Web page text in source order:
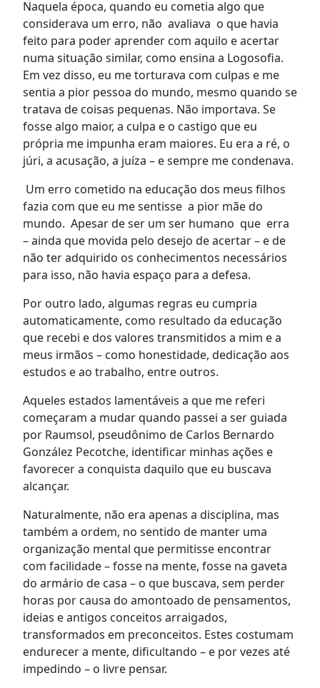
Naquela época, quando eu cometia algo que
considerava um erro, não avaliava o que havia
feito para poder aprender com aquilo e acertar
numa situação similar, como ensina a Logosofia.
Em vez disso, eu me torturava com culpas e me
sentia a pior pessoa do mundo, mesmo quando se
tratava de coisas pequenas. Não importava. Se
fosse algo maior, a culpa e o castigo que eu
própria me impunha eram maiores. Eu era a ré, o
júri, a acusação, a juíza – e sempre me condenava.
Um erro cometido na educação dos meus filhos
fazia com que eu me sentisse a pior mãe do
mundo. Apesar de ser um ser humano que erra
– ainda que movida pelo desejo de acertar – e de
não ter adquirido os conhecimentos necessários
para isso, não havia espaço para a defesa.
Por outro lado, algumas regras eu cumpria
automaticamente, como resultado da educação
que recebi e dos valores transmitidos a mim e a
meus irmãos – como honestidade, dedicação aos
estudos e ao trabalho, entre outros.
Aqueles estados lamentáveis a que me referi
começaram a mudar quando passei a ser guiada
por Raumsol, pseudônimo de Carlos Bernardo
González Pecotche, identificar minhas ações e
favorecer a conquista daquilo que eu buscava
alcançar.
Naturalmente, não era apenas a disciplina, mas
também a ordem, no sentido de manter uma
organização mental que permitisse encontrar
com facilidade – fosse na mente, fosse na gaveta
do armário de casa – o que buscava, sem perder
horas por causa do amontoado de pensamentos,
ideias e antigos conceitos arraigados,
transformados em preconceitos. Estes costumam
endurecer a mente, dificultando – e por vezes até
impedindo – o livre pensar.